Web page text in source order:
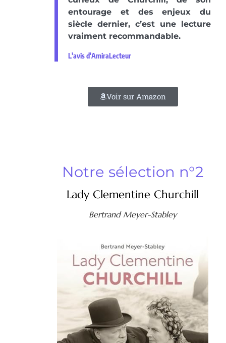
entourage et des enjeux du
siècle dernier, c’est une lecture
vraiment recommandable.
L'avis d'AmiraLecteur
Voir sur Amazon
Notre sélection n°2
Lady Clementine Churchill
Bertrand Meyer-Stabley